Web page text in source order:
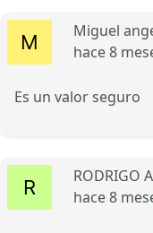
Miguel
hace 8
Es un valor seguro
RODRIGO
hace 8